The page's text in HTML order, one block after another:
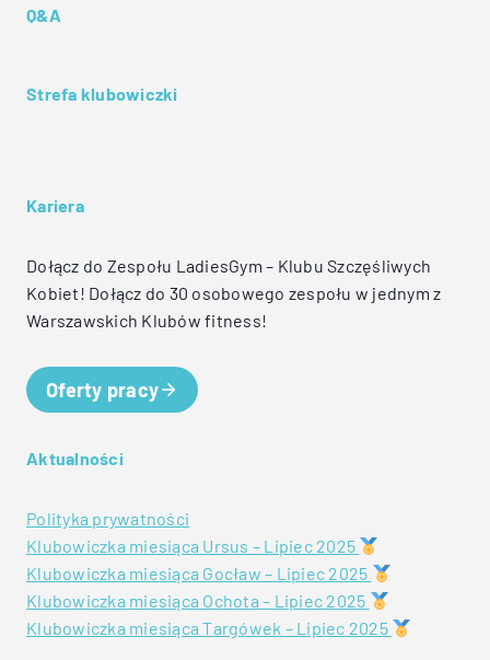
Q&A
Strefa klubowiczki
Kariera
Dołącz do Zespołu LadiesGym – Klubu Szczęśliwych
Kobiet! Dołącz do 30 osobowego zespołu w jednym z
Warszawskich Klubów fitness!
Oferty pracy
Aktualności
Polityka prywatności
Klubowiczka miesiąca Ursus – Lipiec 2025
Klubowiczka miesiąca Gocław – Lipiec 2025
Klubowiczka miesiąca Ochota – Lipiec 2025
Klubowiczka miesiąca Targówek – Lipiec 2025